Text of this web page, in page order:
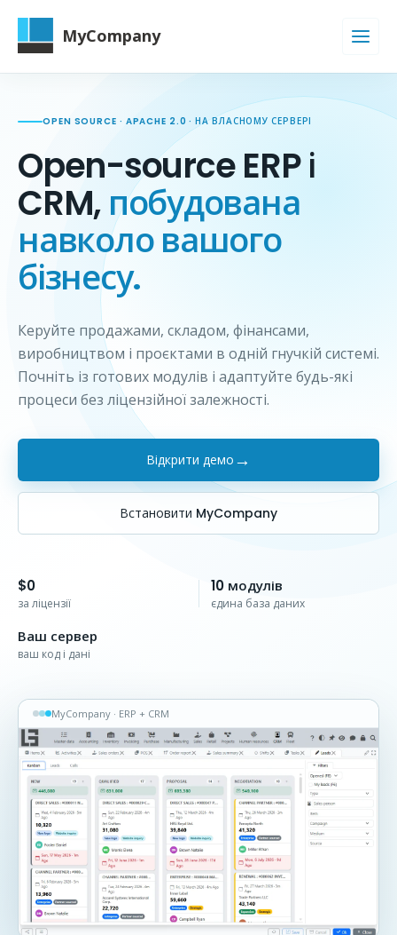
MyCompany
OPEN SOURCE · APACHE 2.0 · НА ВЛАСНОМУ СЕРВЕРІ
Open-source ERP і
CRM, побудована
навколо вашого
бізнесу.
Керуйте продажами, складом, фінансами,
виробництвом і проєктами в одній гнучкій системі.
Почніть із готових модулів і адаптуйте будь-які
процеси без ліцензійної залежності.
Відкрити демо →
Встановити MyCompany
$0
за ліцензії
10 модулів
єдина база даних
Ваш сервер
ваш код і дані
MyCompany · ERP + CRM